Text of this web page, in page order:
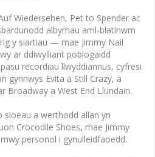
Wiedersehen, Pet to Spender ac
albymau aml-blatinwm
y siartiau — mae Jimmy Nail
ar ddiwylliant poblogaidd
recordiau llwyddiannus, cyfresi
gynnwys Evita a Still Crazy, a
Broadway a West End Llundain.
sioeau a werthodd allan yn
Crocodile Shoes, mae Jimmy
personol i gynulleidfaoedd.